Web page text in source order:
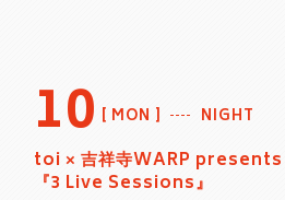
10 MON NIGHT
toi × 吉祥寺WARP presents
『3 Live Sessions』